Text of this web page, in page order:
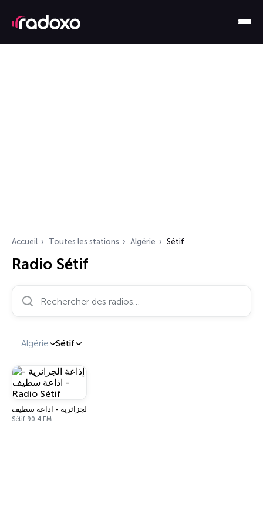
Accueil Toutes les stations Algérie Sétif
Radio Sétif
Rechercher des radios…
Algérie Sétif
Sétif 90.4 FM